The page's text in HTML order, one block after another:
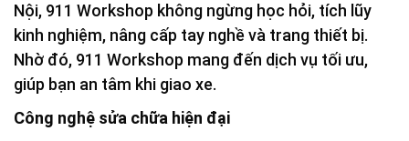
Nội, 911 Workshop không ngừng học hỏi, tích lũy
kinh nghiệm, nâng cấp tay nghề và trang thiết bị.
Nhờ đó, 911 Workshop mang đến dịch vụ tối ưu,
giúp bạn an tâm khi giao xe.
Công nghệ sửa chữa hiện đại